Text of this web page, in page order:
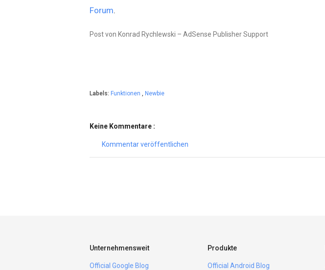
Forum.
Post von Konrad Rychlewski – AdSense Publisher Support
Labels: Funktionen , Newbie
Keine Kommentare :
Kommentar veröffentlichen
Unternehmensweit
Official Google Blog
Produkte
Official Android Blog